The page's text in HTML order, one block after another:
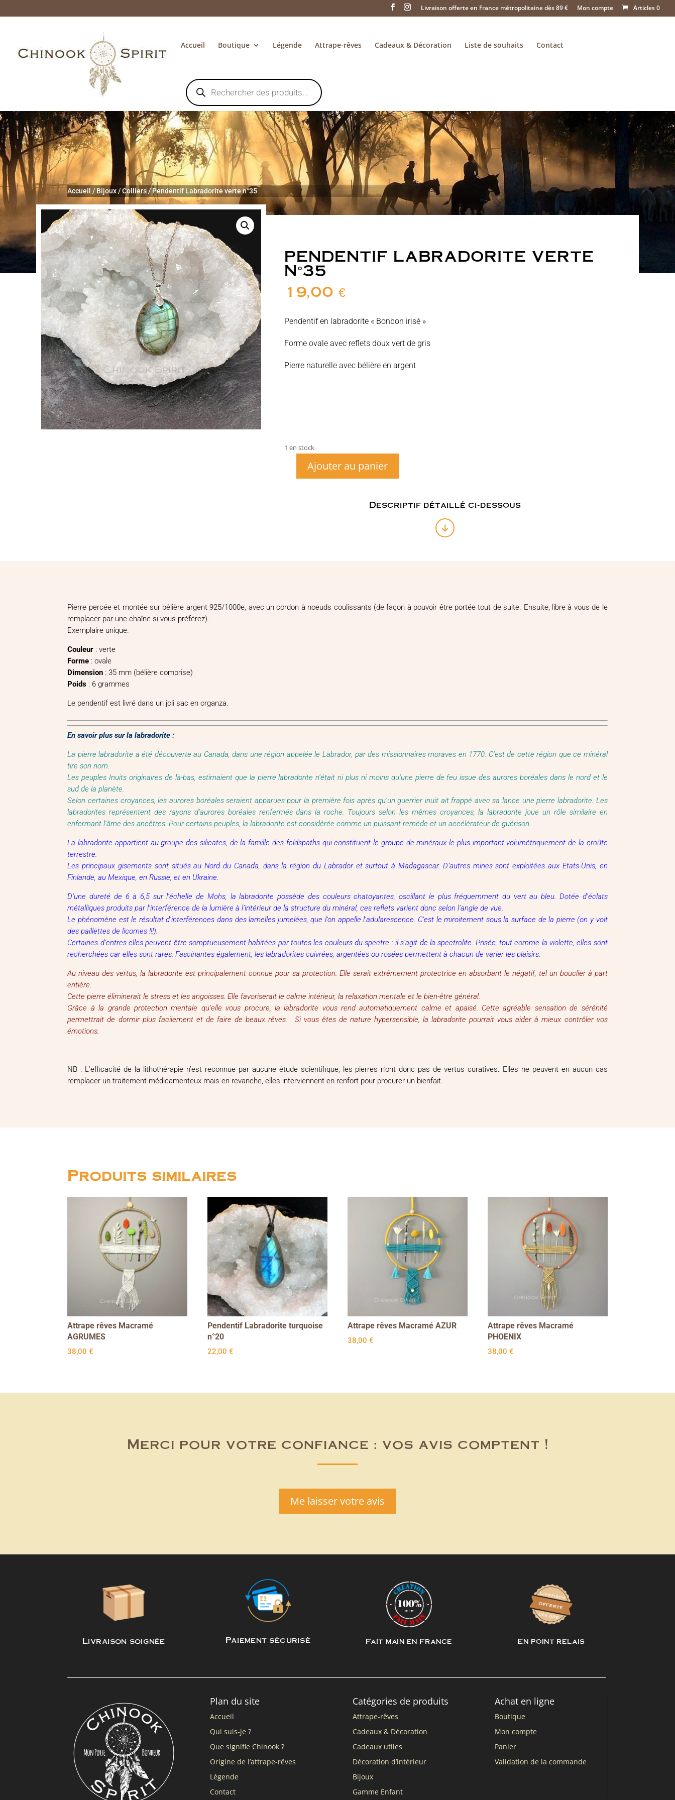
Livraison offerte en France métropolitaine dès 89 € Mon compte Articles 0
Accueil Boutique Légende Attrape-rêves Cadeaux & Décoration Liste de souhaits Contact
Recherche
de
produits
Accueil / Bijoux/Colliers/Pendentif Labradorite verte n°35
PENDENTIF LABRADORITE VERTE
N°35
19,00€
Pendentif en labradorite « Bonbon irisé »
Forme ovale avec reflets doux vert de gris
Pierre naturelle avec bélière en argent
1 en stock
quantitéAjouter au panier
Descriptif détaillé ci-dessous
Pierre percée et montée sur bélière argent 925/1000e, avec un cordon à noeuds coulissants (de façon à pouvoir être portée tout de suite. Ensuite, libre à vous de le
remplacer par une chaîne si vous préférez).
Exemplaire unique.
Couleur : verte
Forme : ovale
Dimension : 35 mm (bélière comprise)
Poids : 6 grammes
Le pendentif est livré dans un joli sac en organza.
En savoir plus sur la labradorite :
La pierre labradorite a été découverte au Canada, dans une région appelée le Labrador, par des missionnaires moraves en 1770. C’est de cette région que ce minéral
tire son nom.
Les peuples Inuits originaires de là-bas, estimaient que la pierre labradorite n’était ni plus ni moins qu’une pierre de feu issue des aurores boréales dans le nord et le
sud de la planète.
Selon certaines croyances, les aurores boréales seraient apparues pour la première fois après qu’un guerrier inuit ait frappé avec sa lance une pierre labradorite. Les
labradorites représentent des rayons d’aurores boréales renfermés dans la roche. Toujours selon les mêmes croyances, la labradorite joue un rôle similaire en
enfermant l’âme des ancêtres. Pour certains peuples, la labradorite est considérée comme un puissant remède et un accélérateur de guérison.
La labradorite appartient au groupe des silicates, de la famille des feldspaths qui constituent le groupe de minéraux le plus important volumétriquement de la croûte
terrestre.
Les principaux gisements sont situés au Nord du Canada, dans la région du Labrador et surtout à Madagascar. D’autres mines sont exploitées aux Etats-Unis, en
Finlande, au Mexique, en Russie, et en Ukraine.
D’une dureté de 6 à 6,5 sur l’échelle de Mohs, la labradorite possède des couleurs chatoyantes, oscillant le plus fréquemment du vert au bleu. Dotée d’éclats
métalliques produits par l’interférence de la lumière à l’intérieur de la structure du minéral, ces reflets varient donc selon l’angle de vue.
Le phénomène est le résultat d’interférences dans des lamelles jumelées, que l’on appelle l’adularescence. C’est le miroitement sous la surface de la pierre (on y voit
des paillettes de licornes !!!).
Certaines d’entres elles peuvent être somptueusement habitées par toutes les couleurs du spectre : il s’agit de la spectrolite. Prisée, tout comme la violette, elles sont
recherchées car elles sont rares. Fascinantes également, les labradorites cuivrées, argentées ou rosées permettent à chacun de varier les plaisirs.
Au niveau des vertus, la labradorite est principalement connue pour sa protection. Elle serait extrêmement protectrice en absorbant le négatif, tel un bouclier à part
entière.
Cette pierre éliminerait le stress et les angoisses. Elle favoriserait le calme intérieur, la relaxation mentale et le bien-être général.
Grâce à la grande protection mentale qu’elle vous procure, la labradorite vous rend automatiquement calme et apaisé. Cette agréable sensation de sérénité
permettrait de dormir plus facilement et de faire de beaux rêves. Si vous êtes de nature hypersensible, la labradorite pourrait vous aider à mieux contrôler vos
émotions.
NB : L’efficacité de la lithothérapie n’est reconnue par aucune étude scientifique, les pierres n’ont donc pas de vertus curatives. Elles ne peuvent en aucun cas
remplacer un traitement médicamenteux mais en revanche, elles interviennent en renfort pour procurer un bienfait.
Produits similaires
Attrape rêves Macramé
AGRUMES
38,00€
Pendentif Labradorite turquoise
n°20
22,00€
Attrape rêves Macramé AZUR
38,00€
Attrape rêves Macramé
PHOENIX
38,00€
Merci pour votre confiance : vos avis comptent !
Me laisser votre avis
Livraison soignée Paiement sécurisé Fait main en France En point relais
Plan du site
Accueil
Qui suis-je ?
Que signifie Chinook ?
Origine de l’attrape-rêves
Légende
Contact
Catégories de produits
Attrape-rêves
Cadeaux & Décoration
Cadeaux utiles
Décoration d’intérieur
Bijoux
Gamme Enfant
Achat en ligne
Boutique
Mon compte
Panier
Validation de la commande